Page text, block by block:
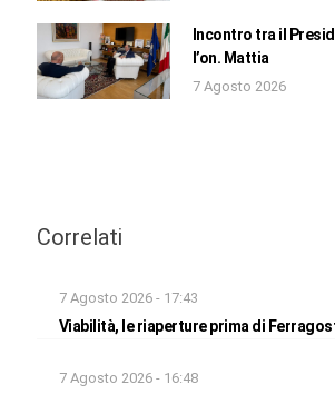
Incontro tra il
l’on. Mattia
7 Agosto 2026
Correlati
7 Agosto 2026 - 17:43
Viabilità, le riaperture prima di
7 Agosto 2026 - 16:48